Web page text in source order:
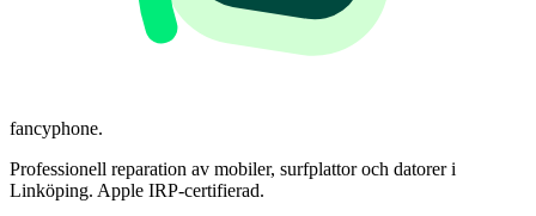
fancyphone.
Professionell reparation av mobiler, surfplattor och datorer i
Linköping. Apple IRP-certifierad.